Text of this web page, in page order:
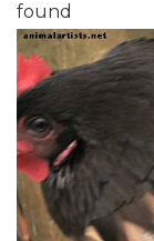
found